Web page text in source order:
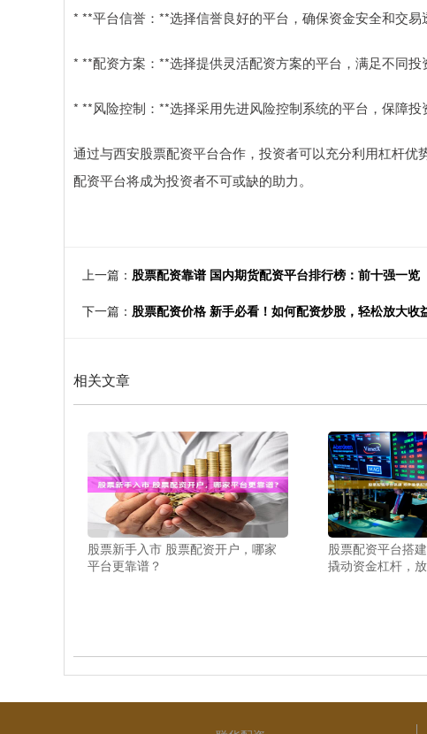
* **平台信誉：**选择信誉良好的平台，确保资金安全和交易
* **配资方案：**选择提供灵活配资方案的平台，满足不同投
* **风险控制：**选择采用先进风险控制系统的平台，保障投
通过与西安股票配资平台合作，投资者可以充分利用杠杆
配资平台将成为投资者不可或缺的助力。
上一篇： 股票配资靠谱 国内期货配资平台排行榜：前十强一览
下一篇： 股票配资价格 新手必看！如何配资炒股，轻松放大收
相关文章
股票新手入市 股票配资开户，哪家
平台更靠谱？
股票配资平台搭
撬动资金杠杆，